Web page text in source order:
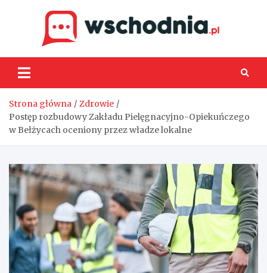
Strona główna
Zdrowie
Postęp rozbudowy Zakładu Pielęgnacyjno-Opiekuńczego
w Bełżycach oceniony przez władze lokalne